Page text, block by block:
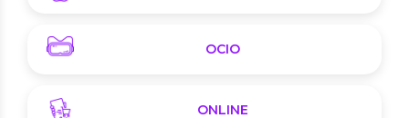
OCIO
ONLINE